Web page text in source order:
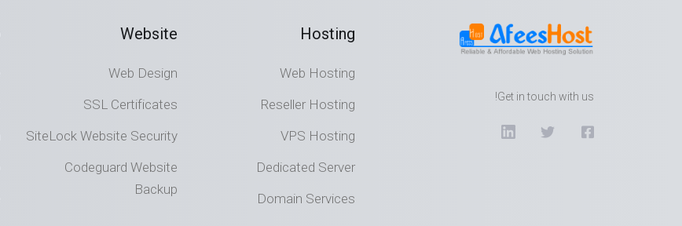
Get in touch with us!
Hosting
Web Hosting
Reseller Hosting
VPS Hosting
Dedicated Server
Domain Services
Website
Web Design
SSL Certificates
SiteLock Website Security
Codeguard Website
Backup